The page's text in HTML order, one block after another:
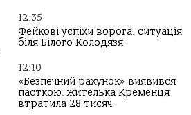
12:35
Фейкові успіхи ворога: ситуація
біля Білого Колодязя
12:10
«Безпечний рахунок» виявився
пасткою: жителька Кременця
втратила 28 тисяч